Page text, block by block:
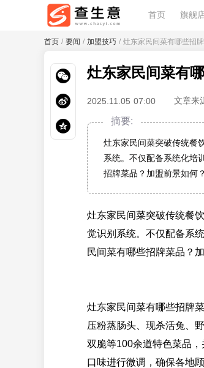
首页 旗舰
首页 / 要闻 / 加盟技巧 / 灶东家民间菜有哪些招
灶东家民间菜有
2025.11.05 07:00 文章来
摘要:
灶东家民间菜突破传统餐
系统。不仅配备系统化培
招牌菜品？加盟前景如何？
灶东家民间菜突破传统餐
觉识别系统。不仅配备系
民间菜有哪些招牌菜品？
灶东家民间菜有哪些招牌
压粉蒸肠头、现杀活兔、
双脆等100余道特色菜品
口味进行微调，确保各地